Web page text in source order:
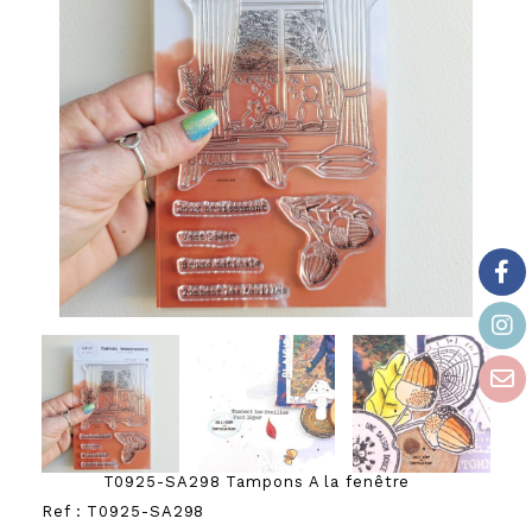
T0925-SA298 Tampons A la fenêtre
Ref : T0925-SA298